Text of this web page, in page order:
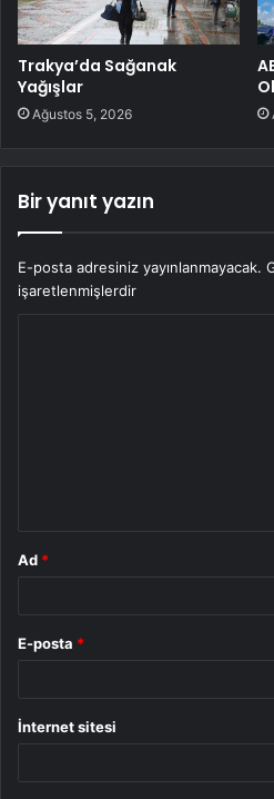
Trakya’da Sağanak
Yağışlar
Ağustos 5, 2026
Bir yanıt yazın
E-posta adresiniz yayınlanmayacak.
işaretlenmişlerdir
Ad *
E-posta *
İnternet sitesi